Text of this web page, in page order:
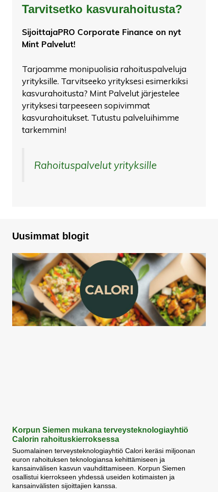
Tarvitsetko kasvurahoitusta?
SijoittajaPRO Corporate Finance on nyt
Mint Palvelut!
Tarjoamme monipuolisia rahoituspalveluja
yrityksille. Tarvitseeko yrityksesi esimerkiksi
kasvurahoitusta? Mint Palvelut järjestelee
yrityksesi tarpeeseen sopivimmat
kasvurahoitukset. Tutustu palveluihimme
tarkemmin!
Rahoituspalvelut yrityksille
Uusimmat blogit
Korpun Siemen mukana terveysteknologiayhtiö
Calorin rahoituskierroksessa
Suomalainen terveysteknologiayhtiö Calori keräsi miljoonan
euron rahoituksen teknologiansa kehittämiseen ja
kansainvälisen kasvun vauhdittamiseen. Korpun Siemen
osallistui kierrokseen yhdessä useiden kotimaisten ja
kansainvälisten sijoittajien kanssa.